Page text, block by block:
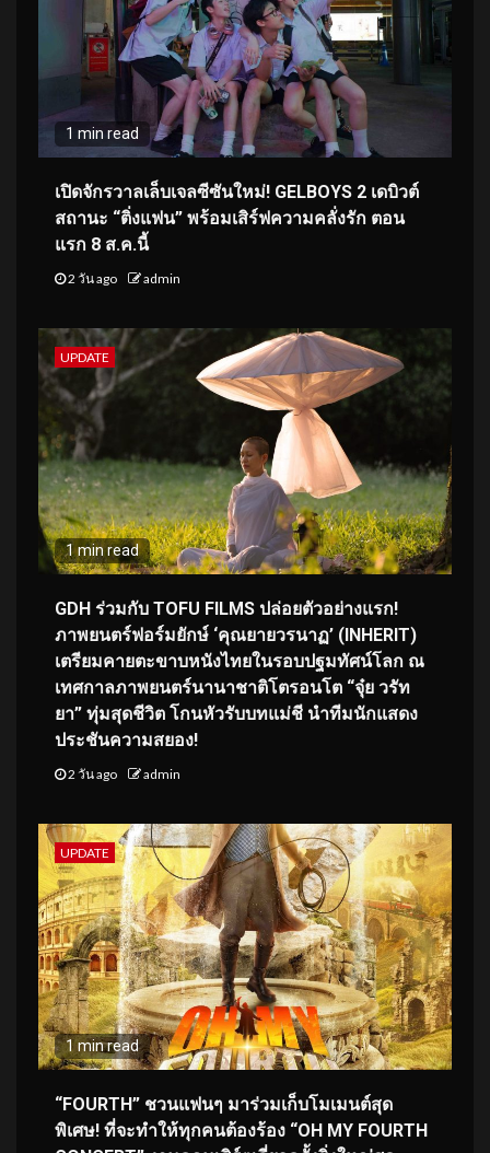
1 min read
เปิดจักรวาลเล็บเจลซีซันใหม่! GELBOYS 2 เดบิวต์
สถานะ “ติ่งแฟน” พร้อมเสิร์ฟความคลั่งรัก ตอน
แรก 8 ส.ค.นี้
2 วัน ago admin
UPDATE
1 min read
GDH ร่วมกับ TOFU FILMS ปล่อยตัวอย่างแรก!
ภาพยนตร์ฟอร์มยักษ์ ‘คุณยายวรนาฏ’ (INHERIT)
เตรียมคายตะขาบหนังไทยในรอบปฐมทัศน์โลก ณ
เทศกาลภาพยนตร์นานาชาติโตรอนโต “จุ๋ย วรัท
ยา” ทุ่มสุดชีวิต โกนหัวรับบทแม่ชี นำทีมนักแสดง
ประชันความสยอง!
2 วัน ago admin
UPDATE
1 min read
“FOURTH” ชวนแฟนๆ มาร่วมเก็บโมเมนต์สุด
พิเศษ! ที่จะทำให้ทุกคนต้องร้อง “OH MY FOURTH